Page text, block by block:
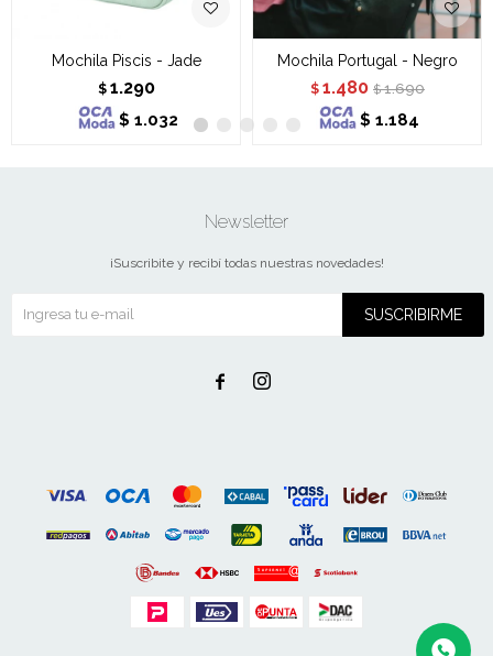
Mochila Piscis - Jade
$ 1.290
$ 1.032
Mochila Portugal - Negro
$ 1.480 $ 1.690
$ 1.184
Newsletter
¡Suscribite y recibí todas nuestras novedades!
SUSCRIBIRME
 